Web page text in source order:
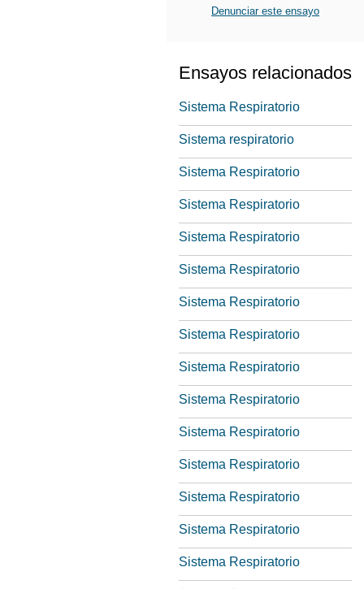
Denunciar este ensayo
Ensayos relacionados
Sistema Respiratorio
Sistema respiratorio
Sistema Respiratorio
Sistema Respiratorio
Sistema Respiratorio
Sistema Respiratorio
Sistema Respiratorio
Sistema Respiratorio
Sistema Respiratorio
Sistema Respiratorio
Sistema Respiratorio
Sistema Respiratorio
Sistema Respiratorio
Sistema Respiratorio
Sistema Respiratorio